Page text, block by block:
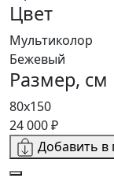
Цвет
Мультиколор
Бежевый
Размер, см
80x150
24 000 ₽
Добавить в